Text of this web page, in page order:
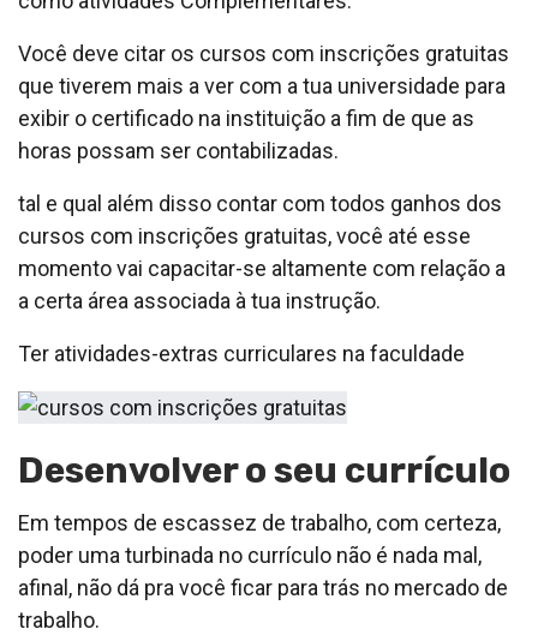
Você deve citar os cursos com inscrições gratuitas
que tiverem mais a ver com a tua universidade para
exibir o certificado na instituição a fim de que as
horas possam ser contabilizadas.
tal e qual além disso contar com todos ganhos dos
cursos com inscrições gratuitas, você até esse
momento vai capacitar-se altamente com relação a
a certa área associada à tua instrução.
Ter atividades-extras curriculares na faculdade
Desenvolver o seu currículo
Em tempos de escassez de trabalho, com certeza,
poder uma turbinada no currículo não é nada mal,
afinal, não dá pra você ficar para trás no mercado de
trabalho.